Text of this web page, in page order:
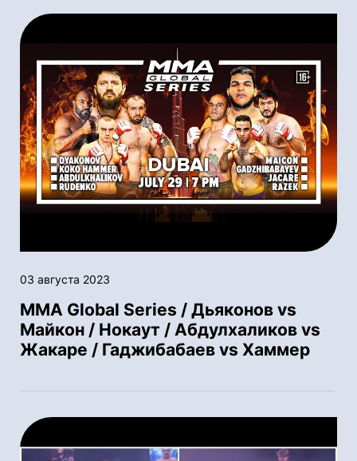
03 августа 2023
MMA Global Series / Дьяконов vs
Майкон / Нокаут / Абдулхаликов vs
Жакаре / Гаджибабаев vs Хаммер